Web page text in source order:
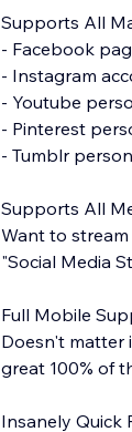
Supports All
- Facebook
- Instagram
- Youtube
- Pinterest
- Tumblr
Supports All
Want to stream
"Social Media
Full Mobile
Doesn't matter
great 100% of
Insanely Quick